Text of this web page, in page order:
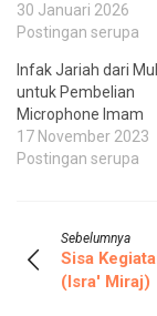
30 Januari 2026
Postingan serupa
Infak Jariah dari
untuk Pembelian
Microphone Imam
17 November 2023
Postingan serupa
Sebelumnya
Sisa
(Isra' Miraj)